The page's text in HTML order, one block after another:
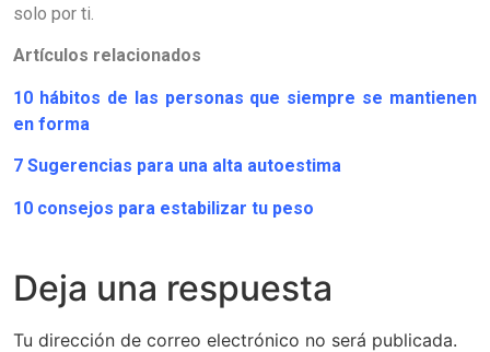
solo por ti.
Artículos relacionados
10 hábitos de las personas que siempre se mantienen
en forma
7 Sugerencias para una alta autoestima
10 consejos para estabilizar tu peso
Deja una respuesta
Tu dirección de correo electrónico no será publicada.